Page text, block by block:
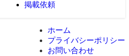
掲載依頼
ホーム
プライバシーポリシー
お問い合わせ